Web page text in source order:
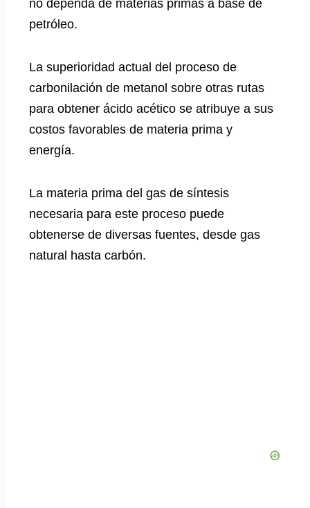
no dependa de materias primas a base de
petróleo.
La superioridad actual del proceso de
carbonilación de metanol sobre otras rutas
para obtener ácido acético se atribuye a sus
costos favorables de materia prima y
energía.
La materia prima del gas de síntesis
necesaria para este proceso puede
obtenerse de diversas fuentes, desde gas
natural hasta carbón.